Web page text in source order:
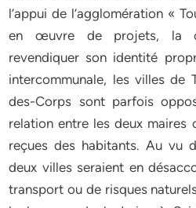
l’appui de l’agglomération «
en œuvre de projets, la
revendiquer son identité
intercommunale, les villes de
des-Corps sont parfois
relation entre les deux maires
reçues des habitants. Au vu
deux villes seraient en
transport ou de risques